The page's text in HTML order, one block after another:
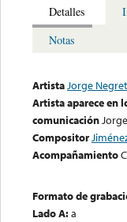
Detalles
Notas
ArtistaJorge
Artista aparece en
comunicación
Compositor
Acompañamiento
Formato de
Lado A:a